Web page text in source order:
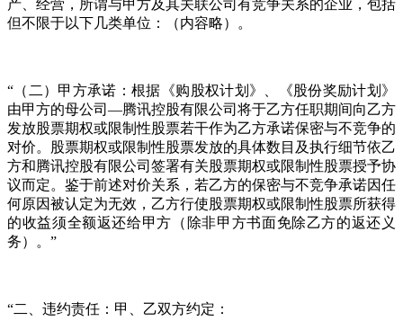
产、经营，所谓与甲方及其关联公司有竞争关系的企业，包括
但不限于以下几类单位：（内容略）。
“（二）甲方承诺：根据《购股权计划》、《股份奖励计划》
由甲方的母公司—腾讯控股有限公司将于乙方任职期间向乙方
发放股票期权或限制性股票若干作为乙方承诺保密与不竞争的
对价。股票期权或限制性股票发放的具体数目及执行细节依乙
方和腾讯控股有限公司签署有关股票期权或限制性股票授予协
议而定。鉴于前述对价关系，若乙方的保密与不竞争承诺因任
何原因被认定为无效，乙方行使股票期权或限制性股票所获得
的收益须全额返还给甲方（除非甲方书面免除乙方的返还义
务）。”
“二、违约责任：甲、乙双方约定：